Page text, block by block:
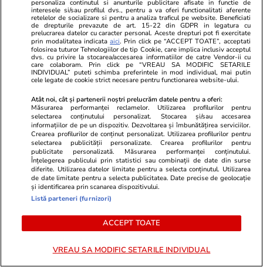
Horoscop 17:00
Horoscop săptămânal 10 – 16
august 2026. Claritate,
deznodăminte și schimbări de
direcție pentru toate zodiile
Lifestyle
Maimuțele
Studiul care
Vărsătorii este esențial să fie
personaliza continutul si anunturile publicitare afisate in functie de
interesele si/sau profilul dvs., pentru a va oferi functionalitati aferente
retelelor de socializare si pentru a analiza traficul pe website. Beneficiati
de drepturile prevazute de art. 15-22 din GDPR in legatura cu
prelucrarea datelor cu caracter personal. Aceste drepturi pot fi exercitate
prin modalitatea indicataaici. Prin click pe “ACCEPT TOATE”, acceptati
folosirea tuturor Tehnologiilor de tip Cookie, care implica inclusiv acceptul
dvs. cu privire la stocarea/accesarea informatiilor de catre Vendor-ii cu
care colaboram. Prin click pe “VREAU SA MODIFIC SETARILE
INDIVIDUAL” puteti schimba preferintele in mod individual, mai putin
cele legate de cookie strict necesare pentru functionarea website-ului.
Atât noi, cât și partenerii noștri prelucrăm datele pentru a oferi:
Măsurarea performanței reclamelor. Utilizarea profilurilor pentru
selectarea conținutului personalizat. Stocarea și/sau accesarea
informațiilor de pe un dispozitiv. Dezvoltarea și îmbunătățirea serviciilor.
Crearea profilurilor de conținut personalizat. Utilizarea profilurilor pentru
selectarea publicității personalizate. Crearea profilurilor pentru
publicitate personalizată. Măsurarea performanței conținutului.
Înțelegerea publicului prin statistici sau combinații de date din surse
diferite. Utilizarea datelor limitate pentru a selecta conținutul. Utilizarea
de date limitate pentru a selecta publicitatea. Date precise de geolocație
și identificarea prin scanarea dispozitivului.
Listă parteneri (furnizori)
ACCEPT TOATE
VREAU SA MODIFIC SETARILE INDIVIDUAL